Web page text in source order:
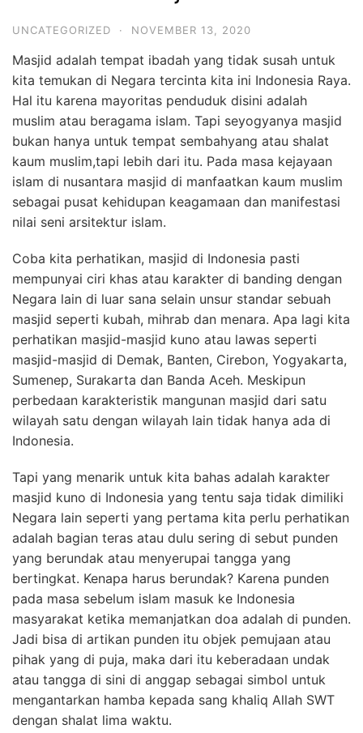
UNCATEGORIZED · NOVEMBER 13, 2020
Masjid adalah tempat ibadah yang tidak susah untuk
kita temukan di Negara tercinta kita ini Indonesia Raya.
Hal itu karena mayoritas penduduk disini adalah
muslim atau beragama islam. Tapi seyogyanya masjid
bukan hanya untuk tempat sembahyang atau shalat
kaum muslim,tapi lebih dari itu. Pada masa kejayaan
islam di nusantara masjid di manfaatkan kaum muslim
sebagai pusat kehidupan keagamaan dan manifestasi
nilai seni arsitektur islam.
Coba kita perhatikan, masjid di Indonesia pasti
mempunyai ciri khas atau karakter di banding dengan
Negara lain di luar sana selain unsur standar sebuah
masjid seperti kubah, mihrab dan menara. Apa lagi kita
perhatikan masjid-masjid kuno atau lawas seperti
masjid-masjid di Demak, Banten, Cirebon, Yogyakarta,
Sumenep, Surakarta dan Banda Aceh. Meskipun
perbedaan karakteristik mangunan masjid dari satu
wilayah satu dengan wilayah lain tidak hanya ada di
Indonesia.
Tapi yang menarik untuk kita bahas adalah karakter
masjid kuno di Indonesia yang tentu saja tidak dimiliki
Negara lain seperti yang pertama kita perlu perhatikan
adalah bagian teras atau dulu sering di sebut punden
yang berundak atau menyerupai tangga yang
bertingkat. Kenapa harus berundak? Karena punden
pada masa sebelum islam masuk ke Indonesia
masyarakat ketika memanjatkan doa adalah di punden.
Jadi bisa di artikan punden itu objek pemujaan atau
pihak yang di puja, maka dari itu keberadaan undak
atau tangga di sini di anggap sebagai simbol untuk
mengantarkan hamba kepada sang khaliq Allah SWT
dengan shalat lima waktu.